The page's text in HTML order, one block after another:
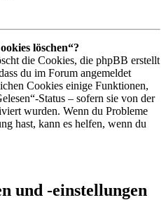
löschen“?
die Cookies, die phpBB erstellt
du im Forum angemeldet
Cookies einige Funktionen,
Status – sofern sie von der
wurden. Wenn du Probleme
hast, kann es helfen, wenn du
und -einstellungen